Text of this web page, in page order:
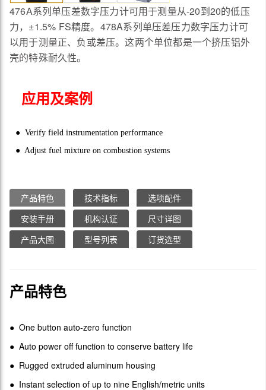
476A系列单压差数字压力计可用于测量从-20到20的低压
力，±1.5% FS精度。478A系列单压差压力数字压力计可
以用于测量正、负或差压。这两个单位都是一个挤压铝外
壳的特殊耐久性。
应用及案例
● Verify field instrumentation performance
● Adjust fuel mixture on combustion systems
产品特色 技术指标
选项配件
安装手册
机构认证
尺寸详图
产品大图
型号列表 订货选型
产品特色
● One button auto-zero function
● Auto power off function to conserve battery life
● Rugged extruded aluminum housing
● Instant selection of up to nine English/metric units